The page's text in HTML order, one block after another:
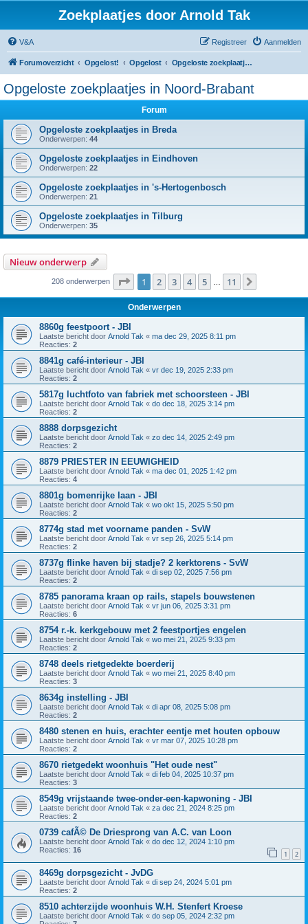
Zoekplaatjes door Arnold Tak
V&A Aanmelden
Registreer
Forumoverzicht Opgelost! Opgelost Opgeloste zoekplaatjes in Noord-Brabant
Opgeloste zoekplaatjes in Noord-Brabant
Forum
Opgeloste zoekplaatjes in Breda
Onderwerpen: 44
Opgeloste zoekplaatjes in Eindhoven
Onderwerpen: 22
Opgeloste zoekplaatjes in 's-Hertogenbosch
Onderwerpen: 21
Opgeloste zoekplaatjes in Tilburg
Onderwerpen: 35
Nieuw onderwerp
208 onderwerpen Pagina van 11
1 2 3 4 5 11
Onderwerpen
8860g feestpoort - JBI
Laatste bericht door Arnold Tak « ma dec 29, 2025 8:11 pm
Reacties: 2
8841g café-interieur - JBI
Laatste bericht door Arnold Tak « vr dec 19, 2025 2:33 pm
Reacties: 2
5817g luchtfoto van fabriek met schoorsteen - JBI
Laatste bericht door Arnold Tak « do dec 18, 2025 3:14 pm
Reacties: 2
8888 dorpsgezicht
Laatste bericht door Arnold Tak « zo dec 14, 2025 2:49 pm
Reacties: 2
8879 PRIESTER IN EEUWIGHEID
Laatste bericht door Arnold Tak « ma dec 01, 2025 1:42 pm
Reacties: 4
8801g bomenrijke laan - JBI
Laatste bericht door Arnold Tak « wo okt 15, 2025 5:50 pm
Reacties: 2
8774g stad met voorname panden - SvW
Laatste bericht door Arnold Tak « vr sep 26, 2025 5:14 pm
Reacties: 2
8737g flinke haven bij stadje? 2 kerktorens - SvW
Laatste bericht door Arnold Tak « di sep 02, 2025 7:56 pm
Reacties: 2
8785 panorama kraan op rails, stapels bouwstenen
Laatste bericht door Arnold Tak « vr jun 06, 2025 3:31 pm
Reacties: 6
8754 r.-k. kerkgebouw met 2 feestportjes engelen
Laatste bericht door Arnold Tak « wo mei 21, 2025 9:33 pm
Reacties: 2
8748 deels rietgedekte boerderij
Laatste bericht door Arnold Tak « wo mei 21, 2025 8:40 pm
Reacties: 3
8634g instelling - JBI
Laatste bericht door Arnold Tak « di apr 08, 2025 5:08 pm
Reacties: 2
8480 stenen en huis, erachter eentje met houten opbouw
Laatste bericht door Arnold Tak « vr mar 07, 2025 10:28 pm
Reacties: 2
8670 rietgedekt woonhuis "Het oude nest"
Laatste bericht door Arnold Tak « di feb 04, 2025 10:37 pm
Reacties: 3
8549g vrijstaande twee-onder-een-kapwoning - JBI
Laatste bericht door Arnold Tak « za dec 21, 2024 8:25 pm
Reacties: 2
0739 cafÃ© De Driesprong van A.C. van Loon
Laatste bericht door Arnold Tak « do dec 12, 2024 1:10 pm
Reacties: 16 1 2
8469g dorpsgezicht - JvDG
Laatste bericht door Arnold Tak « di sep 24, 2024 5:01 pm
Reacties: 2
8510 achterzijde woonhuis W.H. Stenfert Kroese
Laatste bericht door Arnold Tak « do sep 05, 2024 2:32 pm